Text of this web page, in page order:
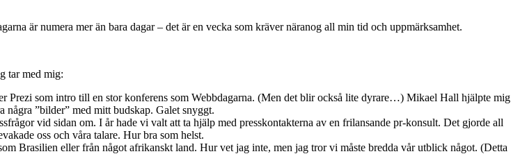
är numera mer än bara dagar – det är en vecka som kräver näranog all min tid och uppmärksamhet.
tar med mig:
som intro till en stor konferens som Webbdagarna. (Men det blir också lite dyrare…) Mikael Hall hjälpte mig
några ”bilder” med mitt budskap. Galet snyggt.
vid sidan om. I år hade vi valt att ta hjälp med presskontakterna av en frilansande pr-konsult. Det gjorde all
oss och våra talare. Hur bra som helst.
Brasilien eller från något afrikanskt land. Hur vet jag inte, men jag tror vi måste bredda vår utblick något. (Detta